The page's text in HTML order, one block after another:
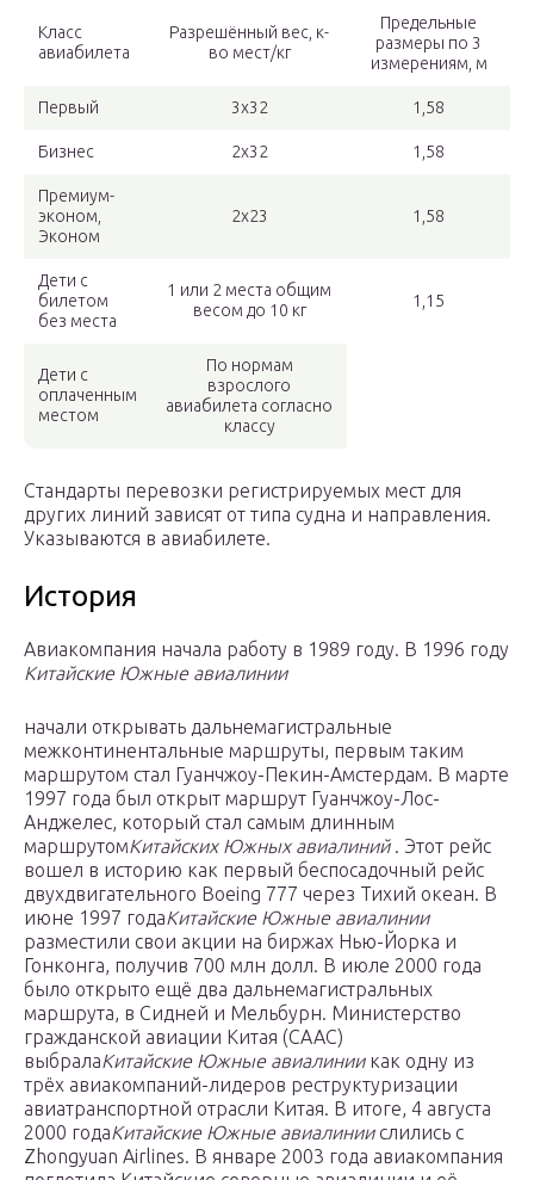
Класс
авиабилета
Разрешённый вес, к-
во мест/кг
Предельные
размеры по 3
измерениям, м
Первый 3х32 1,58
Бизнес 2х32 1,58
Премиум-
эконом,
Эконом
2х23 1,58
Дети с
билетом
без места
1 или 2 места общим
весом до 10 кг
1,15
Дети с
оплаченным
местом
По нормам
взрослого
авиабилета согласно
классу
Стандарты перевозки регистрируемых мест для
других линий зависят от типа судна и направления.
Указываются в авиабилете.
История
Авиакомпания начала работу в 1989 году. В 1996 году
Китайские Южные авиалинии
начали открывать дальнемагистральные
межконтинентальные маршруты, первым таким
маршрутом стал Гуанчжоу-Пекин-Амстердам. В марте
1997 года был открыт маршрут Гуанчжоу-Лос-
Анджелес, который стал самым длинным
маршрутомКитайских Южных авиалиний. Этот рейс
вошел в историю как первый беспосадочный рейс
двухдвигательного Boeing 777 через Тихий океан. В
июне 1997 годаКитайские Южные авиалинии
разместили свои акции на биржах Нью-Йорка и
Гонконга, получив 700 млн долл. В июле 2000 года
было открыто ещё два дальнемагистральных
маршрута, в Сидней и Мельбурн. Министерство
гражданской авиации Китая (CAAC)
выбралаКитайские Южные авиалиниикак одну из
трёх авиакомпаний-лидеров реструктуризации
авиатранспортной отрасли Китая. В итоге, 4 августа
2000 годаКитайские Южные авиалиниислились с
Zhongyuan Airlines. В январе 2003 года авиакомпания